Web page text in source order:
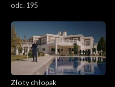
odc. 195
Złoty chłopak